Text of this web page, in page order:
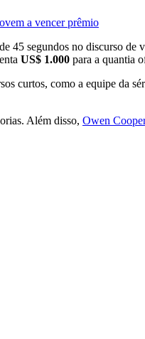
a vencer prêmio
45 segundos no discurso de
US$ 1.000 para a quantia
curtos, como a equipe
Além disso, Owen